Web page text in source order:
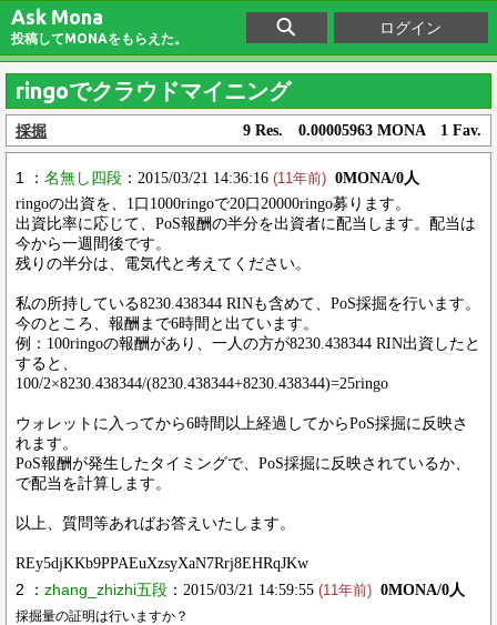
Ask Mona
投稿してMONAをもらえた。
ログイン
ringoでクラウドマイニング
採掘 9 Res. 0.00005963 MONA 1 Fav.
1 ： 名無し四段 ：2015/03/21 14:36:16 (11年前) 0MONA/0人
ringoの出資を、1口1000ringoで20口20000ringo募ります。
出資比率に応じて、PoS報酬の半分を出資者に配当します。配当は
今から一週間後です。
残りの半分は、電気代と考えてください。
私の所持している8230.438344 RINも含めて、PoS採掘を行います。
今のところ、報酬まで6時間と出ています。
例：100ringoの報酬があり、一人の方が8230.438344 RIN出資したと
すると、
100/2×8230.438344/(8230.438344+8230.438344)=25ringo
ウォレットに入ってから6時間以上経過してからPoS採掘に反映さ
れます。
PoS報酬が発生したタイミングで、PoS採掘に反映されているか、
で配当を計算します。
以上、質問等あればお答えいたします。
REy5djKKb9PPAEuXzsyXaN7Rrj8EHRqJKw
2 ： zhang_zhizhi五段 ：2015/03/21 14:59:55 (11年前) 0MONA/0人
採掘量の証明は行いますか？